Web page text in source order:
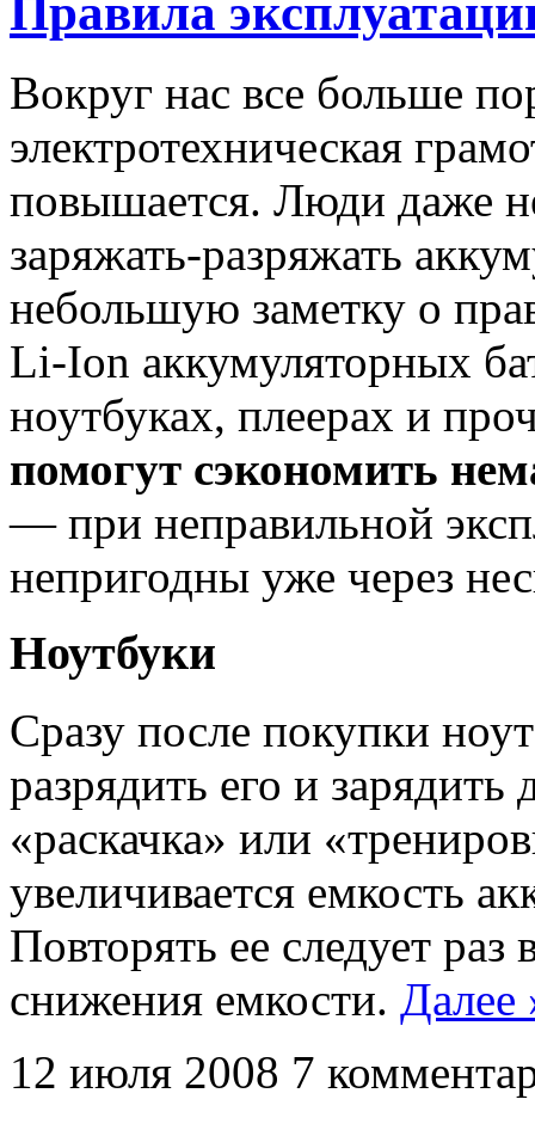
Правила
Вокруг нас все больше
электротехническая
повышается. Люди даже
заряжать-разряжать
небольшую заметку о
Li-Ion аккумуляторных
ноутбуках, плеерах и
помогут сэкономить
— при неправильной
непригодны уже через
Ноутбуки
Сразу после покупки
разрядить его и зарядить
«раскачка» или
увеличивается емкость
Повторять ее следует
снижения емкости. Далее
12 июля 2008 7